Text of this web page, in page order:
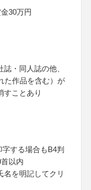
30万円
・同人誌の他、
た作品を含む）が
すことあり
する場合もB4判
以内
を明記してクリ